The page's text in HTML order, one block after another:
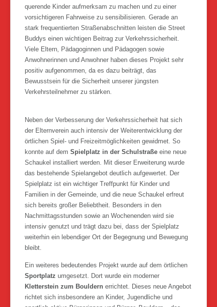
querende Kinder aufmerksam zu machen und zu einer
vorsichtigeren Fahrweise zu sensibilisieren. Gerade an
stark frequentierten Straßenabschnitten leisten die Street
Buddys einen wichtigen Beitrag zur Verkehrssicherheit.
Viele Eltern, Pädagoginnen und Pädagogen sowie
Anwohnerinnen und Anwohner haben dieses Projekt sehr
positiv aufgenommen, da es dazu beiträgt, das
Bewusstsein für die Sicherheit unserer jüngsten
Verkehrsteilnehmer zu stärken.
Neben der Verbesserung der Verkehrssicherheit hat sich
der Elternverein auch intensiv der Weiterentwicklung der
örtlichen Spiel- und Freizeitmöglichkeiten gewidmet. So
konnte auf demSpielplatz in der Schulstraße eine neue
Schaukel installiert werden. Mit dieser Erweiterung wurde
das bestehende Spielangebot deutlich aufgewertet. Der
Spielplatz ist ein wichtiger Treffpunkt für Kinder und
Familien in der Gemeinde, und die neue Schaukel erfreut
sich bereits großer Beliebtheit. Besonders in den
Nachmittagsstunden sowie an Wochenenden wird sie
intensiv genutzt und trägt dazu bei, dass der Spielplatz
weiterhin ein lebendiger Ort der Begegnung und Bewegung
bleibt.
Ein weiteres bedeutendes Projekt wurde auf dem örtlichen
Sportplatz umgesetzt. Dort wurde ein moderner
Kletterstein zum Bouldern errichtet. Dieses neue Angebot
richtet sich insbesondere an Kinder, Jugendliche und